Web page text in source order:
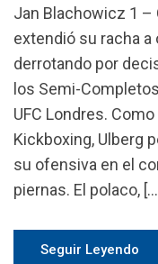
Jan Blachowicz 1 –
extendió su racha
derrotando por
los Semi-
UFC Londres.
Kickboxing, Ulberg
su ofensiva en el
piernas. El polaco,
Seguir Leyendo